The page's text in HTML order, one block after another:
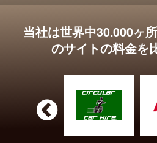
当社は世界中30.000ヶ
のサイトの料金を
